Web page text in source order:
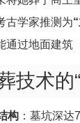
古学家推测为
通过地面建筑
技术的
构 ：墓坑深